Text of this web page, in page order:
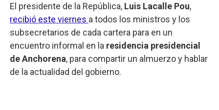
El presidente de la República, Luis Lacalle Pou,
recibió este viernes a todos los ministros y los
subsecretarios de cada cartera para en un
encuentro informal en la residencia presidencial
de Anchorena, para compartir un almuerzo y hablar
de la actualidad del gobierno.